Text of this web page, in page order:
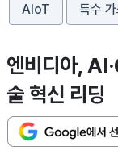
AIoT 특수
엔비디아,
술 혁신 리딩